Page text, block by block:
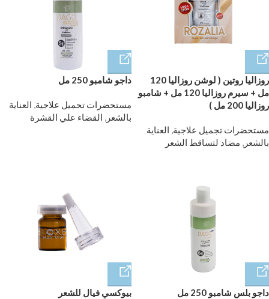
روزاليا روتين ( لوشن روزاليا 120
مل + سيرم روزاليا 120 مل + شامبو
روزاليا 200 مل )
مستحضرات تجميل علاجية, العناية
بالشعر , مضاد لتساقط الشعر
داجو شامبو 250 مل
مستحضرات تجميل علاجية, العناية
بالشعر , القضاء علي القشرة
داجو بلس شامبو 250 مل بيوكسي فيال للشعر